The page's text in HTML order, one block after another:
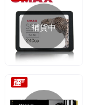
補貨中